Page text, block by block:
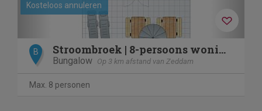
Kosteloos annuleren
B Stroombroek | 8-persoons woning | 8L
Bungalow Op 3 km afstand van Zeddam
Max. 8 personen